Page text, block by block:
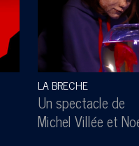
LA BRECHE
Un spectacle de
Michel Villéeet